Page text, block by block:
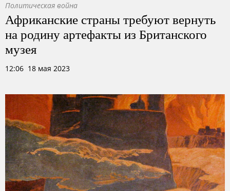
Политическая война
Африканские страны требуют вернуть
на родину артефакты из Британского
музея
12:06 18 мая 2023